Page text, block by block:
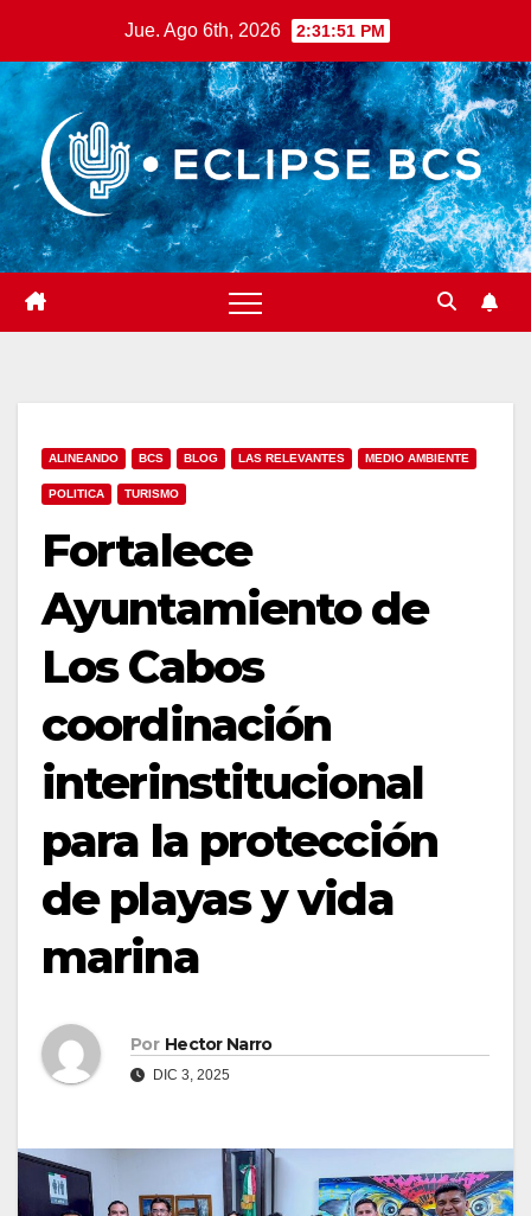
contenido
Jue. Ago 6th, 2026 2:31:52 PM
ALINEANDO BCS BLOG LAS RELEVANTES MEDIO AMBIENTE
POLITICA TURISMO
Fortalece
Ayuntamiento de
Los Cabos
coordinación
interinstitucional
para la protección
de playas y vida
marina
Por Hector Narro
DIC 3, 2025